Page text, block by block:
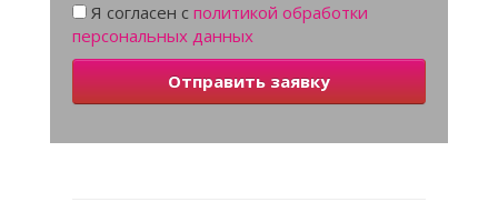
Я согласен с политикой обработки
персональных данных
Отправить заявку